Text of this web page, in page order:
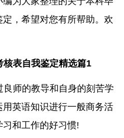
，希望对您有所帮助。欢
表自我鉴定精选篇1
良师的教导和自身的刻苦学
英语知识进行一般商务活
和工作的好习惯!